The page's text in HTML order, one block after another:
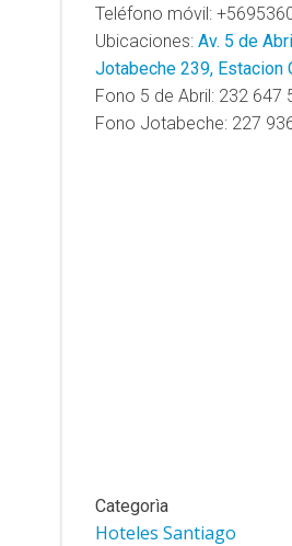
Teléfono móvil:
Ubicaciones: Av. 5 de
Jotabeche 239, Estacion
Fono 5 de Abril: 232 647
Fono Jotabeche: 227
Categorìa
Hoteles Santiago